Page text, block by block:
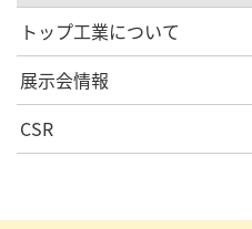
トップ工業について
展示会情報
CSR